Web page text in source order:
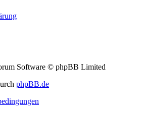
Software © phpBB Limited
phpBB.de